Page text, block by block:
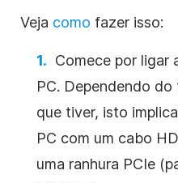
Veja como fazer isso:
Comece por ligar
PC. Dependendo
que tiver, isto
PC com um cabo
uma ranhura PCIe